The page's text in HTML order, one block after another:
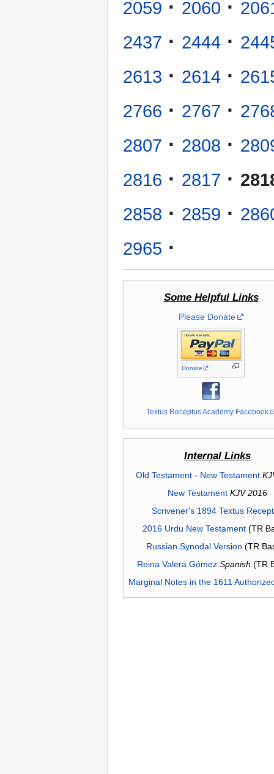
2059 · 2060 ·
2437 · 2444 ·
2613 · 2614 ·
2766 · 2767 ·
2807 · 2808 ·
2816 · 2817 ·
2858 · 2859 ·
2965 ·
Some Helpful Links
Please Donate
Donate
Textus Receptus Academy Facebook
Internal Links
Old Testament- New Testament
New Testament KJV 2016
Scrivener's 1894 Textus
2016 Urdu New Testament(TR
Russian Synodal Version (TR
Reina Valera Gómez Spanish (TR
Marginal Notes in the 1611